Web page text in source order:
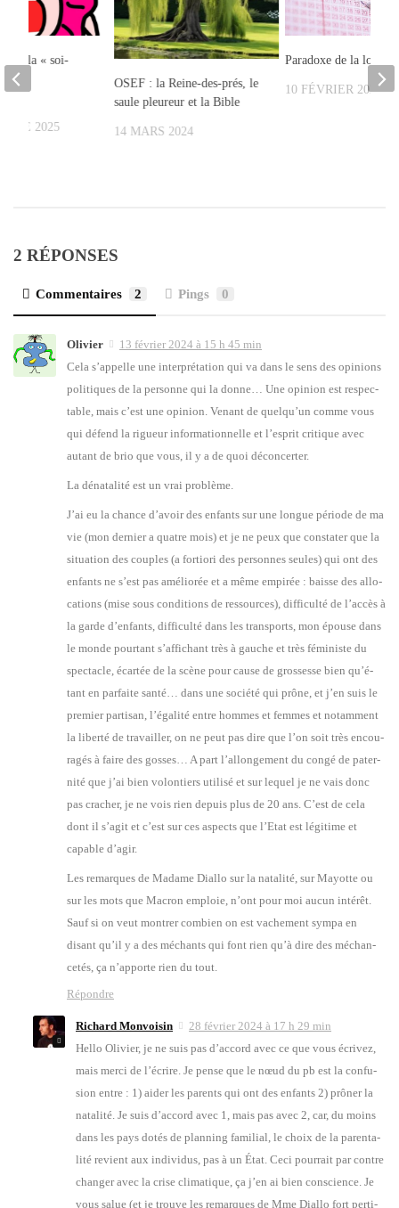
OSEF : la Reine-des-prés, le
saule pleureur et la Bible
14 MARS 2024
Paradoxe de la loterie
10 FÉVRIER 2022
et la « soi-
2025
2 RÉPONSES
Commentaires 2 Pings 0
Olivier
13 février 2024 à 15 h 45 min
Cela s’ap­pelle une inter­pré­ta­tion qui va dans le sens des opi­nions
poli­tiques de la per­sonne qui la donne… Une opi­nion est res­pec­
table, mais c’est une opi­nion. Venant de quel­qu’un comme vous
qui défend la rigueur infor­ma­tion­nelle et l’es­prit cri­tique avec
autant de brio que vous, il y a de quoi décon­cer­ter.
La déna­ta­li­té est un vrai pro­blème.
J’ai eu la chance d’a­voir des enfants sur une longue période de ma
vie (mon der­nier a quatre mois) et je ne peux que consta­ter que la
situa­tion des couples (a for­tio­ri des per­sonnes seules) qui ont des
enfants ne s’est pas amé­lio­rée et a même empi­rée : baisse des allo­
ca­tions (mise sous condi­tions de res­sources), dif­fi­cul­té de l’ac­cès à
la garde d’en­fants, dif­fi­cul­té dans les trans­ports, mon épouse dans
le monde pour­tant s’af­fi­chant très à gauche et très fémi­niste du
spec­tacle, écar­tée de la scène pour cause de gros­sesse bien qu’é­
tant en par­faite san­té… dans une socié­té qui prône, et j’en suis le
pre­mier par­ti­san, l’é­ga­li­té entre hommes et femmes et notam­ment
la liber­té de tra­vailler, on ne peut pas dire que l’on soit très encou­
ra­gés à faire des gosses… A part l’al­lon­ge­ment du congé de pater­
ni­té que j’ai bien volon­tiers uti­li­sé et sur lequel je ne vais donc
pas cra­cher, je ne vois rien depuis plus de 20 ans. C’est de cela
dont il s’a­git et c’est sur ces aspects que l’E­tat est légi­time et
capable d’a­gir.
Les remarques de Madame Dial­lo sur la nata­li­té, sur Mayotte ou
sur les mots que Macron emploie, n’ont pour moi aucun inté­rêt.
Sauf si on veut mon­trer com­bien on est vache­ment sym­pa en
disant qu’il y a des méchants qui font rien qu’à dire des méchan­
ce­tés, ça n’ap­porte rien du tout.
Répondre
Richard Monvoisin
28 février 2024 à 17 h 29 min
Hel­lo Oli­vier, je ne suis pas d’ac­cord avec ce que vous écri­vez,
mais mer­ci de l’é­crire. Je pense que le nœud du pb est la confu­
sion entre : 1) aider les parents qui ont des enfants 2) prô­ner la
nata­li­té. Je suis d’ac­cord avec 1, mais pas avec 2, car, du moins
dans les pays dotés de plan­ning fami­lial, le choix de la paren­ta­
li­té revient aux indi­vi­dus, pas à un État. Ceci pour­rait par contre
chan­ger avec la crise cli­ma­tique, ça j’en ai bien conscience. Je
vous salue (et je trouve les remarques de Mme Dial­lo fort per­ti­